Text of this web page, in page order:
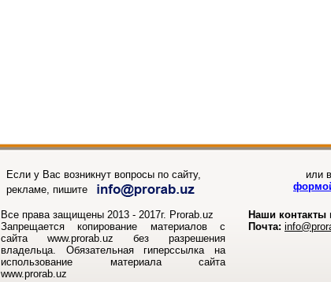
Если у Вас возникнут вопросы по сайту,
рекламе, пишите
или
Все права защищены 2013 - 2017г. Prorab.uz
Запрещается копирование материалов с
сайта www.prorab.uz без разрешения
владельца. Обязательная гиперссылка на
использование материала сайта
www.prorab.uz
Наши контакты
Почта: